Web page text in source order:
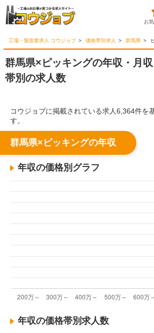
お
工場・製造業求人 コウジョブ 価格帯別求人 群馬県
群馬県×ピッキングの年収・月
帯別の求人数
コウジョブに掲載されている求人6,364件を
す。
群馬県×ピッキングの年収
年収の価格別グラフ
年収の価格帯別求人数